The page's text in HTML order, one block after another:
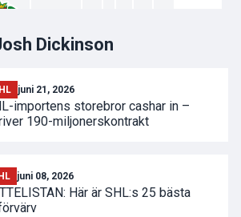
Dickinson
juni 21, 2026
importens storebror cashar in –
190-miljonerskontrakt
juni 08, 2026
Här är SHL:s 25 bästa